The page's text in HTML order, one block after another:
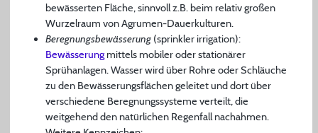
bewässerten Fläche, sinnvoll z.B. beim relativ großen
Wurzelraum von Agrumen-Dauerkulturen.
Beregnungsbewässerung (sprinkler irrigation):
Bewässerungmittels mobiler oder stationärer
Sprühanlagen. Wasser wird über Rohre oder Schläuche
zu den Bewässerungsflächen geleitet und dort über
verschiedene Beregnungssysteme verteilt, die
weitgehend den natürlichen Regenfall nachahmen.